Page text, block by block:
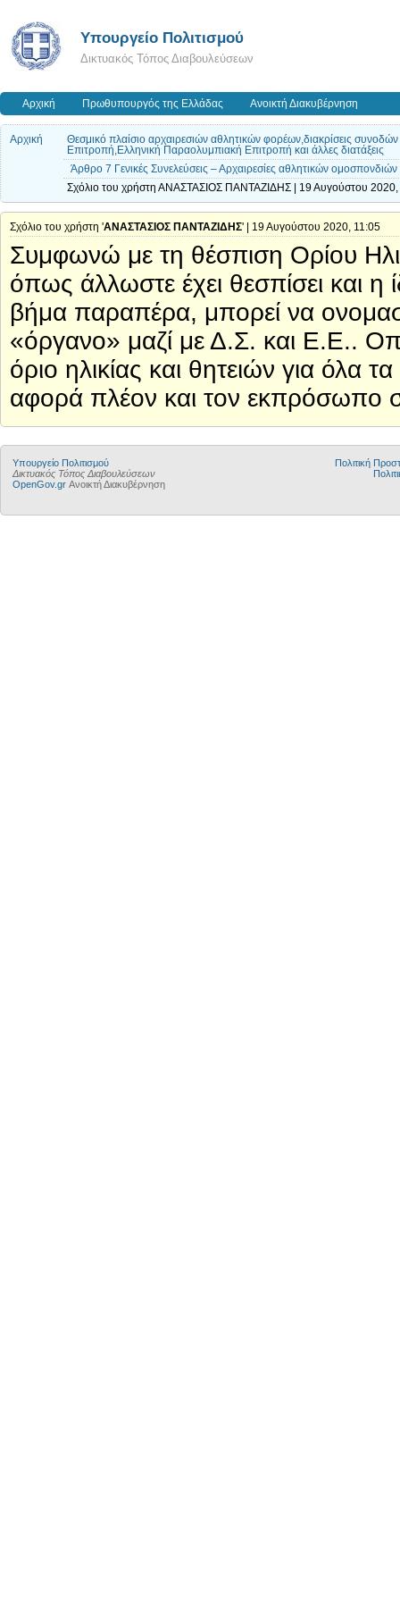
Υπουργείο Πολιτισμού
Δικτυακός Τόπος Διαβουλεύσεων
Αρχική Πρωθυπουργός της Ελλάδας Ανοικτή Διακυβέρνηση
Αρχική
Θεσμικό πλαίσιο αρχαιρεσιών αθλητικών φορέων,διακρίσεις
Επιτροπή,Ελληνική Παραολυμπιακή Επιτροπή και άλλες διατάξεις
Άρθρο 7 Γενικές Συνελεύσεις – Αρχαιρεσίες αθλητικών
Σχόλιο του χρήστη ΑΝΑΣΤΑΣΙΟΣ ΠΑΝΤΑΖΙΔΗΣ | 19 Αυγούστου 2020,
Σχόλιο του χρήστη 'ΑΝΑΣΤΑΣΙΟΣ ΠΑΝΤΑΖΙΔΗΣ' | 19 Αυγούστου 2020, 11:05
Συμφωνώ με τη θέσπιση Ορίου
όπως άλλωστε έχει θεσπίσει και
βήμα παραπέρα, μπορεί να
«όργανο» μαζί με Δ.Σ. και Ε.Ε..
όριο ηλικίας και θητειών για
αφορά πλέον και τον εκπρόσωπο
Υπουργείο Πολιτισμού
Δικτυακός Τόπος Διαβουλεύσεων
OpenGov.gr Ανοικτή Διακυβέρνηση
Πολιτική